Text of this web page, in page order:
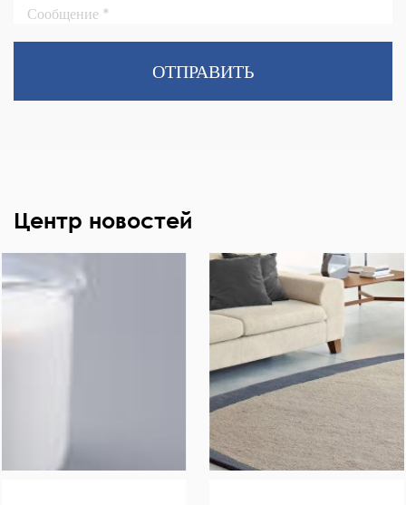
ОТПРАВИТЬ
Центр новостей